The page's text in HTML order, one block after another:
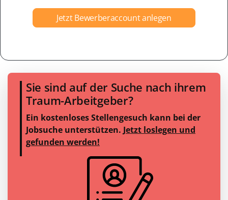
Jetzt Bewerberaccount anlegen
Sie sind auf der Suche nach ihrem
Traum-Arbeitgeber?
Ein kostenloses Stellengesuch kann bei der
Jobsuche unterstützen. Jetzt loslegen und
gefunden werden!